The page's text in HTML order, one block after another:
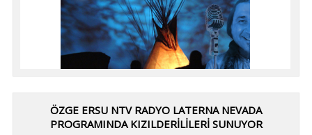
ÖZGE ERSU NTV RADYO LATERNA NEVADA
PROGRAMINDA KIZILDERİLİLERİ SUNUYOR